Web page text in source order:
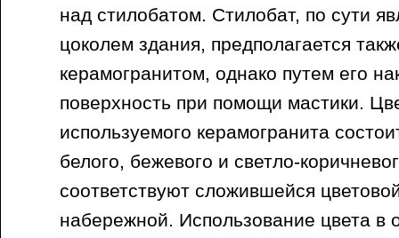
над стилобатом. Стилобат, по сути
цоколем здания, предполагается
керамогранитом, однако путем его
поверхность при помощи мастики.
используемого керамогранита
белого, бежевого и светло-
соответствуют сложившейся
набережной. Использование цвета в